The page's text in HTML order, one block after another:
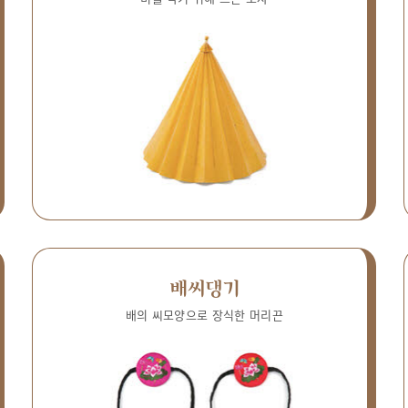
배씨댕기
배의 씨모양으로 장식한 머리끈